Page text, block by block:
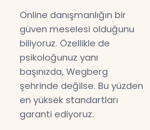
Online danışmanlığın bir
güven meselesi olduğunu
biliyoruz. Özellikle de
psikoloğunuz yanı
başınızda, Wegberg
şehrinde değilse. Bu yüzden
en yüksek standartları
garanti ediyoruz.